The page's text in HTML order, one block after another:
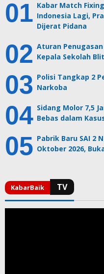
Kabar Match
Indonesia Lagi,
Dijerat Pidana
Aturan Penugasan
Kepala Sekolah
Polisi Tangkap 2
Narkoba
Sidang Molor 7,5
Bebas dalam
Pabrik Baru SAI 2
Oktober 2026,